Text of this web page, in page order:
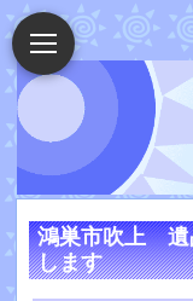
鴻巣市吹上
します